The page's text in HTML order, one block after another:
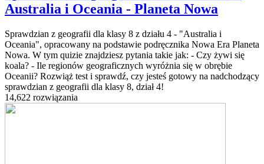
Australia i Oceania - Planeta Nowa
Sprawdzian z geografii dla klasy 8 z działu 4 - "Australia i
Oceania", opracowany na podstawie podręcznika Nowa Era Planeta
Nowa. W tym quizie znajdziesz pytania takie jak: - Czy żywi się
koala? - Ile regionów geograficznych wyróżnia się w obrębie
Oceanii? Rozwiąż test i sprawdź, czy jesteś gotowy na nadchodzący
sprawdzian z geografii dla klasy 8, dział 4!
14,622 rozwiązania